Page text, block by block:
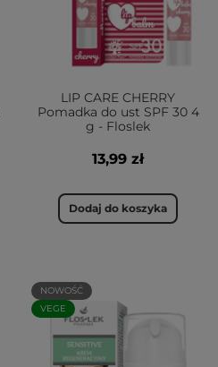
LIP CARE CHERRY
Pomadka do ust SPF 30 4
g - Floslek
13,99 zł
Dodaj do koszyka
NOWOŚĆ
VEGE